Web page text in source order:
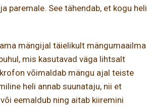
paremale. See tähendab, et kogu heli
mängijal täielikult mängumaailma
mis kasutavad väga lihtsalt
võimaldab mängu ajal teiste
heli annab suunataju, nii et
eemaldub ning aitab kiiremini